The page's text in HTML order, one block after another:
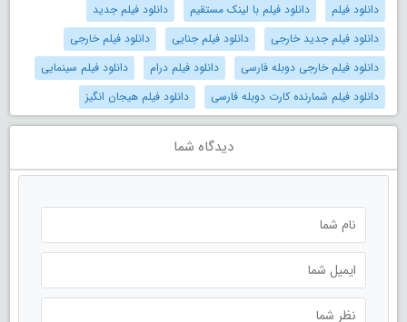
دانلود فیلم
دانلود فیلم با لینک مستقیم
دانلود فیلم جدید
دانلود فیلم جدید خارجی
دانلود فیلم جنایی
دانلود فیلم خارجی
دانلود فیلم خارجی دوبله فارسی
دانلود فیلم درام
دانلود فیلم سینمایی
دانلود فیلم شمارنده کارت دوبله فارسی
دانلود فیلم هیجان انگیز
دیدگاه شما